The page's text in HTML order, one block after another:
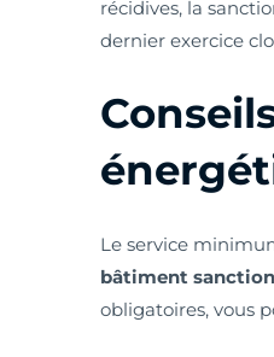
récidives, la
dernier exercice
Le service
bâtiment sanction
obligatoires, vous